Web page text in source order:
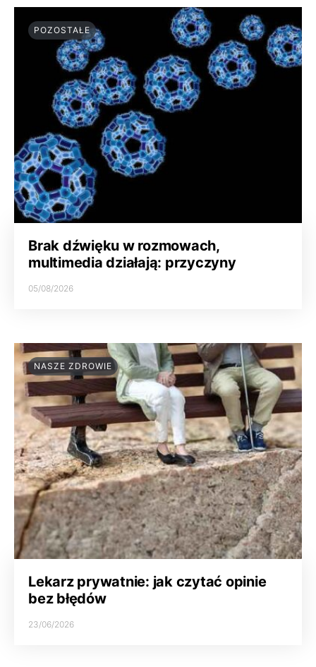
POZOSTAŁE
Brak dźwięku w rozmowach,
multimedia działają: przyczyny
05/08/2026
NASZE ZDROWIE
Lekarz prywatnie: jak czytać opinie
bez błędów
23/06/2026